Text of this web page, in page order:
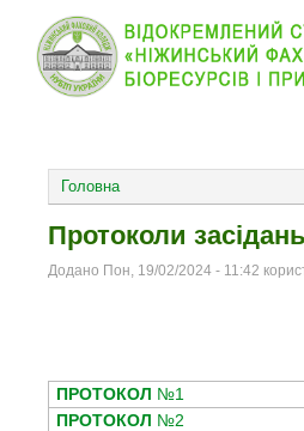
Головна
Протоколи
Додано Пон, 19/02/2024 - 11:42
ПРОТОКОЛ №1
ПРОТОКОЛ №2